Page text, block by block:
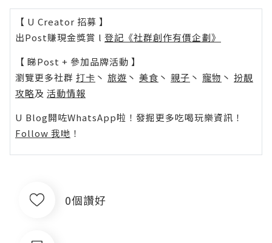
【 U Creator 招募 】
出Post賺現金獎賞 l 登記《社群創作有價企劃》
【 睇Post + 參加品牌活動 】
瀏覽更多社群 打卡 丶 旅遊 丶 美食 丶 親子 丶 寵物 丶 扮靚
攻略及 活動情報
U Blog開咗WhatsApp啦！發掘更多吃喝玩樂資訊！
Follow 我哋 ！
0個讚好